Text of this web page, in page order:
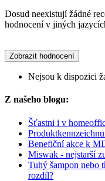
Dosud neexistují žádné
hodnocení v jiných
Zobrazit hodnocení
Nejsou k dispozici
Z našeho blogu:
Šťastni i v
Benefiční akce k
Miswak - nejstarší
Tuhý šampon nebo
rozdíl?